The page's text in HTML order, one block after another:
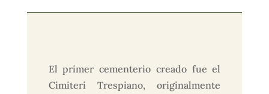
El primer cementerio creado fue el
Cimiteri Trespiano, originalmente